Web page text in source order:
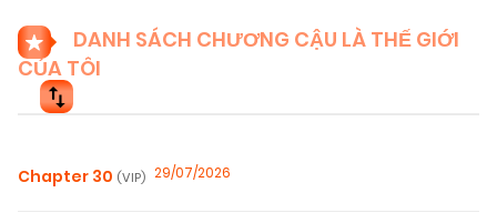
DANH SÁCH CHƯƠNG CẬU LÀ THẾ GIỚI
CỦA TÔI
Chapter 30 (VIP) 29/07/2026